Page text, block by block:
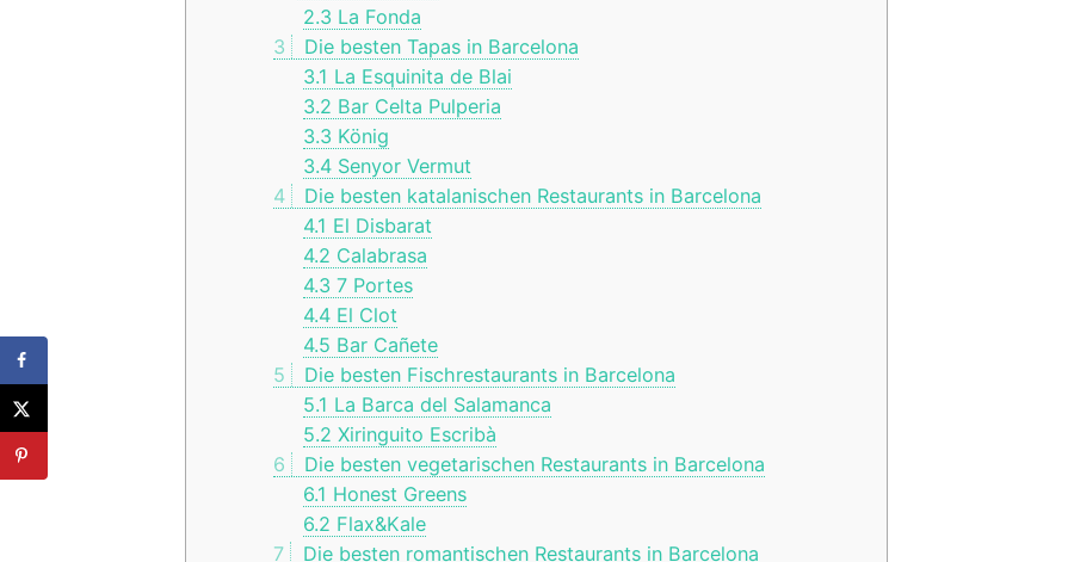
2.3La Fonda
3
Die besten Tapas in Barcelona
3.1 La Esquinita de Blai
3.2 Bar Celta Pulperia
3.3König
3.4Senyor Vermut
4
Die besten katalanischen Restaurants in Barcelona
4.1 El Disbarat
4.2 Calabrasa
4.37 Portes
4.4El Clot
4.5 Bar Cañete
5
Die besten Fischrestaurants in Barcelona
5.1 La Barca del Salamanca
5.2 Xiringuito Escribà
6
Die besten vegetarischen Restaurants in Barcelona
6.1 Honest Greens
6.2 Flax&Kale
7
Die besten romantischen Restaurants in Barcelona